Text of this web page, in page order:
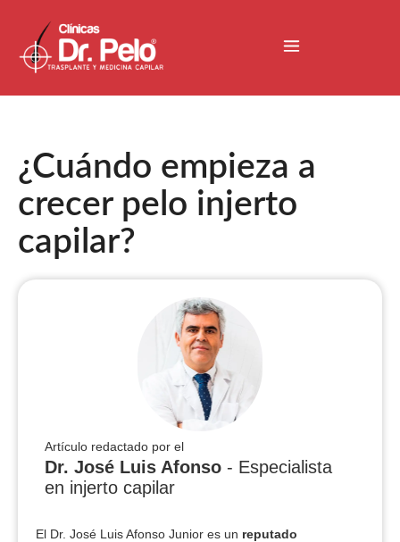
¿Cuándo empieza a
crecer pelo injerto
capilar?
Artículo redactado por el
Dr. José Luis Afonso - Especialista
en injerto capilar
El Dr. José Luis Afonso Junior es un reputado